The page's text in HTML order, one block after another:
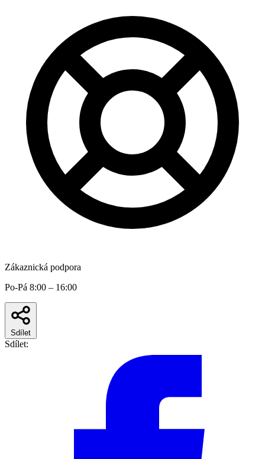
Zákaznická podpora
Po-Pá 8:00 – 16:00
Sdílet
Sdílet: